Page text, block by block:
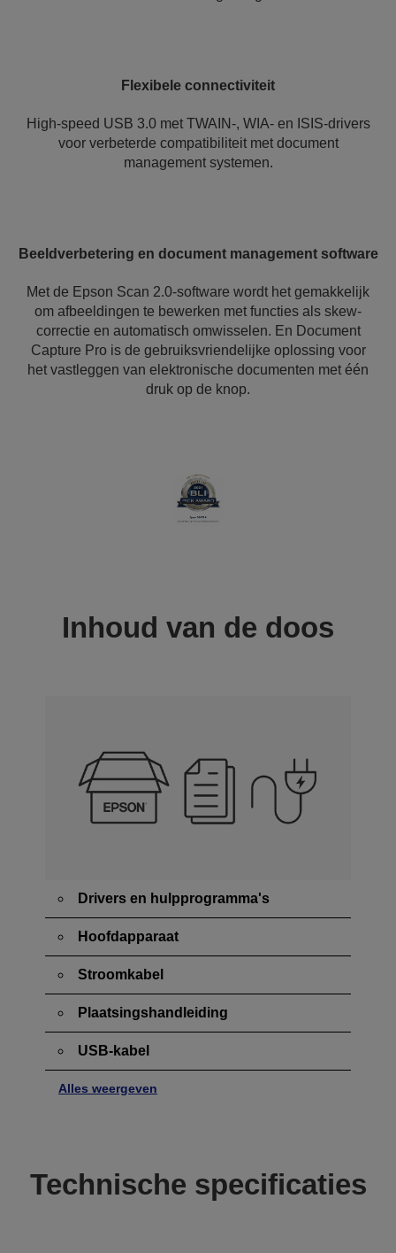
Flexibele connectiviteit
High-speed USB 3.0 met TWAIN-, WIA- en ISIS-drivers
voor verbeterde compatibiliteit met document
management systemen.
Beeldverbetering en document management software
Met de Epson Scan 2.0-software wordt het gemakkelijk
om afbeeldingen te bewerken met functies als skew-
correctie en automatisch omwisselen. En Document
Capture Pro is de gebruiksvriendelijke oplossing voor
het vastleggen van elektronische documenten met één
druk op de knop.
Inhoud van de doos
Drivers en hulpprogramma's
Hoofdapparaat
Stroomkabel
Plaatsingshandleiding
USB-kabel
Alles weergeven
Technische specificaties